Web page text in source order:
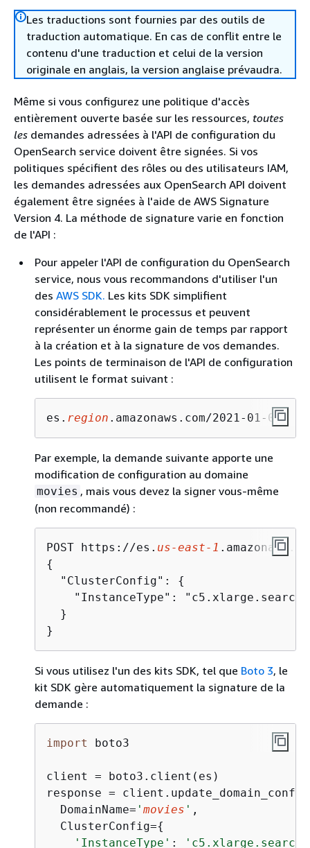
Les traductions sont fournies par des outils de
traduction automatique. En cas de conflit entre le
contenu d'une traduction et celui de la version
originale en anglais, la version anglaise prévaudra.
Même si vous configurez une politique d'accès
entièrement ouverte basée sur les ressources, toutes
les demandes adressées à l'API de configuration du
OpenSearch service doivent être signées. Si vos
politiques spécifient des rôles ou des utilisateurs IAM,
les demandes adressées aux OpenSearch API doivent
également être signées à l'aide de AWS Signature
Version 4. La méthode de signature varie en fonction
de l'API :
Pour appeler l'API de configuration du OpenSearch
service, nous vous recommandons d'utiliser l'un
des AWS SDK. Les kits SDK simplifient
considérablement le processus et peuvent
représenter un énorme gain de temps par rapport
à la création et à la signature de vos demandes.
Les points de terminaison de l'API de configuration
utilisent le format suivant :
es. region .amazonaws.com/2021-01-01/
Par exemple, la demande suivante apporte une
modification de configuration au domaine
movies , mais vous devez la signer vous-même
(non recommandé) :
POST https://es. us-east-1
{
  "ClusterConfig":
{
    "InstanceType": "c5.xlarge.search"
  }
}
Si vous utilisez l'un des kits SDK, tel que Boto 3, le
kit SDK gère automatiquement la signature de la
demande :
import boto3
client = boto3.client(es)
response =
  DomainName=
' movies ' ,
  ClusterConfig=
{
'InstanceType' : 'c5.xlarge.search'